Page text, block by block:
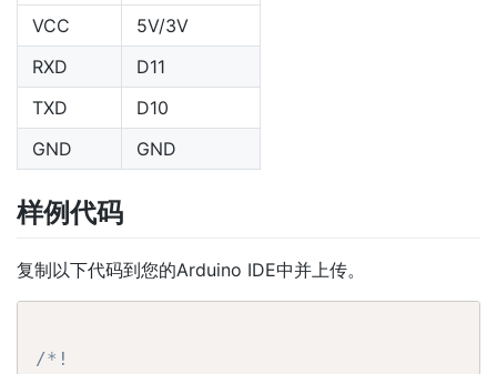
VCC
5V/3V
RXD
D11
TXD
D10
GND
GND
样例代码
复制以下代码到您的Arduino IDE中并上传。
/*!